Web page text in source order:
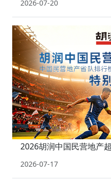
2026-07-20
2026胡润中国民营地产
2026-07-17